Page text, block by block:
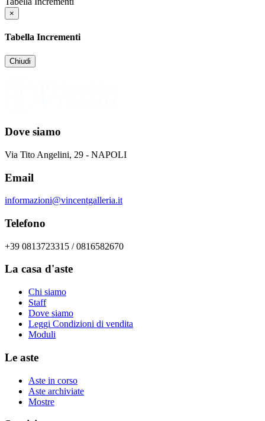
×
Tabella Incrementi
Chiudi
Dove siamo
Via Tito Angelini, 29 - NAPOLI
Email
informazioni@vincentgalleria.it
Telefono
+39 0813723315 / 0816582670
La casa d'aste
Chi siamo
Staff
Dove siamo
Leggi Condizioni di vendita
Moduli
Le aste
Aste in corso
Aste archiviate
Mostre